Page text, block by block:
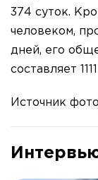
374 суток.
человеком,
дней, его
составляет
Источник